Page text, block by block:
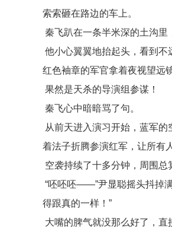
索索砸在路边的车上。
秦飞趴在一条半米深的土沟里
他小心翼翼地抬起头，看到
红色袖章的军官拿着夜视望远
果然是天杀的导演组参谋！
秦飞心中暗暗骂了句。
从前天进入演习开始，蓝军
着法子折腾参演红军，让所有
空袭持续了十多分钟，周围总
“呸呸呸——”尹显聪摇头抖掉
得跟真的一样！”
大嘴的脾气就没那么好了，